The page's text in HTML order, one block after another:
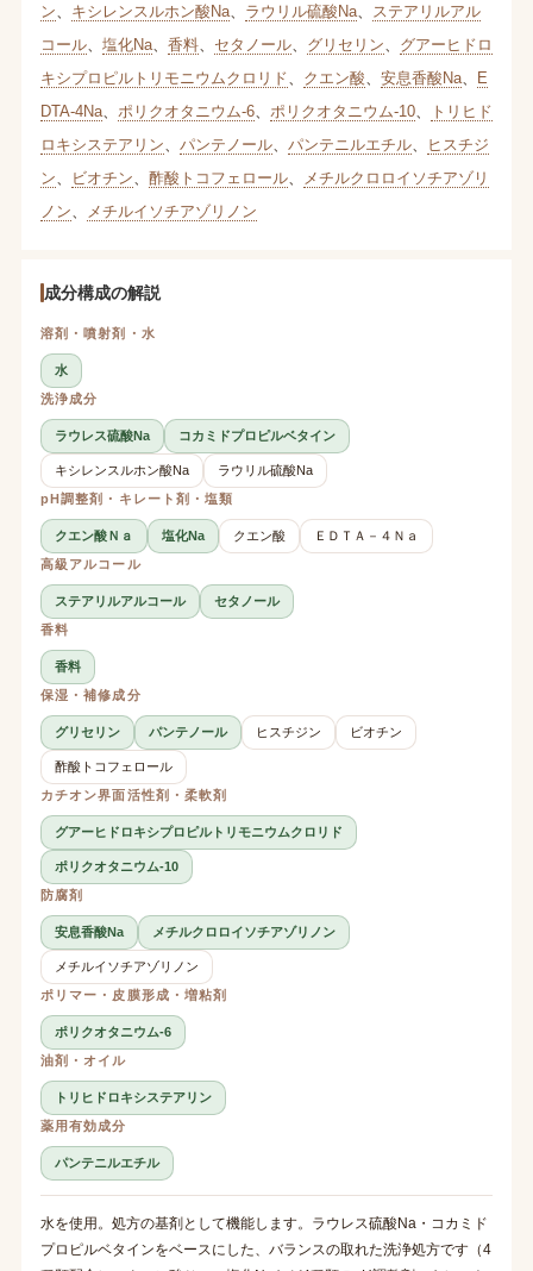
ン
キシレンスルホン酸Na、 ラウリル硫酸Na、
ステアリルアル
コール、 塩化Na、 香料、 セタノール、 グリセリン
グアーヒドロ
キシプロピルトリモニウムクロリド
クエン酸 安息香酸Na、 E
DTA-4Na、 ポリクオタニウム-6、 ポリクオタニウム-10、
トリヒド
ロキシステアリン
パンテノール、 パンテニルエチル、
ヒスチジ
ン
ビオチン 酢酸トコフェロール、
メチルクロロイソチアゾリ
ノン
メチルイソチアゾリノン
成分構成の解説
溶剤・噴射剤・水
水
洗浄成分
ラウレス硫酸Na コカミドプロピルベタイン
キシレンスルホン酸Na
ラウリル硫酸Na
pH調整剤・キレート剤・塩類
クエン酸Ｎａ 塩化Na クエン酸
ＥＤＴＡ－４Ｎａ
高級アルコール
ステアリルアルコール
セタノール
香料
香料
保湿・補修成分
グリセリン パンテノール ヒスチジン ビオチン
酢酸トコフェロール
カチオン界面活性剤・柔軟剤
グアーヒドロキシプロピルトリモニウムクロリド
ポリクオタニウム-10
防腐剤
安息香酸Na メチルクロロイソチアゾリノン
メチルイソチアゾリノン
ポリマー・皮膜形成・増粘剤
ポリクオタニウム-6
油剤・オイル
トリヒドロキシステアリン
薬用有効成分
パンテニルエチル
水を使用。処方の基剤として機能します。ラウレス硫酸Na・コカミド
プロピルベタインをベースにした、バランスの取れた洗浄処方です（4